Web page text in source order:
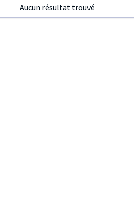
Aucun résultat trouvé